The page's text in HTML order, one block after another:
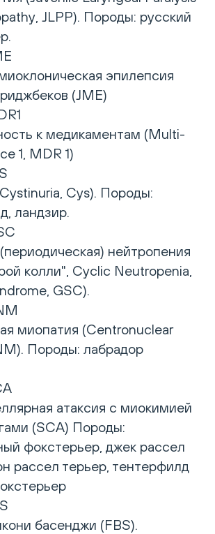
JLPP). Породы: русский
эпилепсия
(JME)
к медикаментам (Multi-
1, MDR 1)
Cys). Породы:
ландзир.
нейтропения
колли", Cyclic Neutropenia,
GSC).
миопатия (Centronuclear
Породы: лабрадор
атаксия с миокимией
(SCA) Породы:
фокстерьер, джек рассел
рассел терьер, тентерфилд
басенджи (FBS).